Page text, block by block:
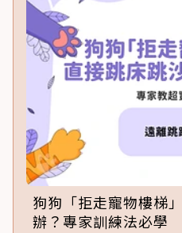
狗狗「拒走寵物樓梯
辦？專家訓練法必學